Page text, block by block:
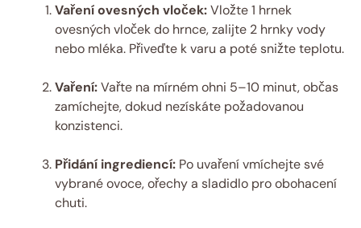
Vaření ovesných vloček:Vložte 1 hrnek
ovesných vloček do hrnce, zalijte 2 hrnky vody
nebo mléka. Přiveďte k varu a poté snižte teplotu.
Vaření:Vařte na mírném ohni 5–10 minut, občas
zamíchejte, dokud nezískáte požadovanou
konzistenci.
Přidání ingrediencí: Po uvaření vmíchejte své
vybrané ovoce, ořechy a sladidlo pro obohacení
chuti.